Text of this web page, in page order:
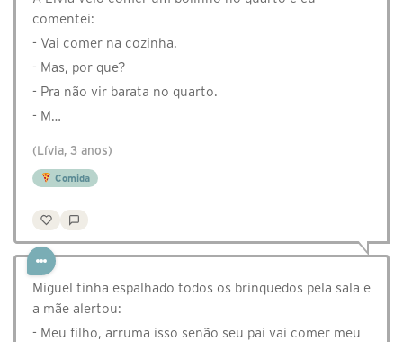
comentei:
- Vai comer na cozinha.
- Mas, por que?
- Pra não vir barata no quarto.
- M…
(Lívia, 3 anos)
Comida
Miguel tinha espalhado todos os brinquedos pela sala e
a mãe alertou:
- Meu filho, arruma isso senão seu pai vai comer meu